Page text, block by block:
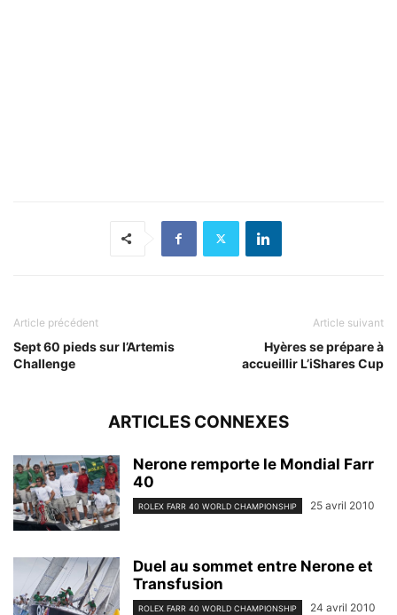
Article précédent
Sept 60 pieds sur l’Artemis
Challenge
Article suivant
Hyères se prépare à
accueillir L’iShares Cup
ARTICLES CONNEXES
Nerone remporte le Mondial Farr
40
ROLEX FARR 40 WORLD CHAMPIONSHIP 25 avril 2010
Duel au sommet entre Nerone et
Transfusion
ROLEX FARR 40 WORLD CHAMPIONSHIP 24 avril 2010